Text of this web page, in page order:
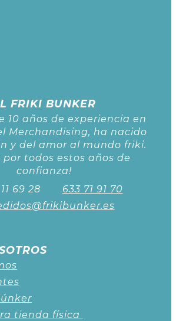
FRIKI BUNKER
10 años de experiencia en
Merchandising, ha nacido
y del amor al mundo friki.
por todos estos años de
confianza!
69 28
633 71 91 70
tienda física